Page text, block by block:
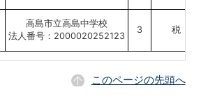
高島市立高島中学校
法人番号：2000020252123
3 税 税
このページの先頭へ